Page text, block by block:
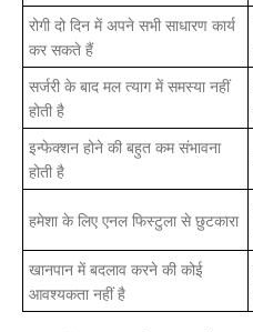
रोगी दो दिन में अपने सभी साधारण कार्य
कर सकते हैं
सर्जरी के बाद मल त्याग में समस्या नहीं
होती है
इन्फेक्शन होने की बहुत कम संभावना
होती है
हमेशा के लिए एनल फिस्टुला से छुटकारा
खानपान में बदलाव करने की कोई
आवश्यकता नहीं है